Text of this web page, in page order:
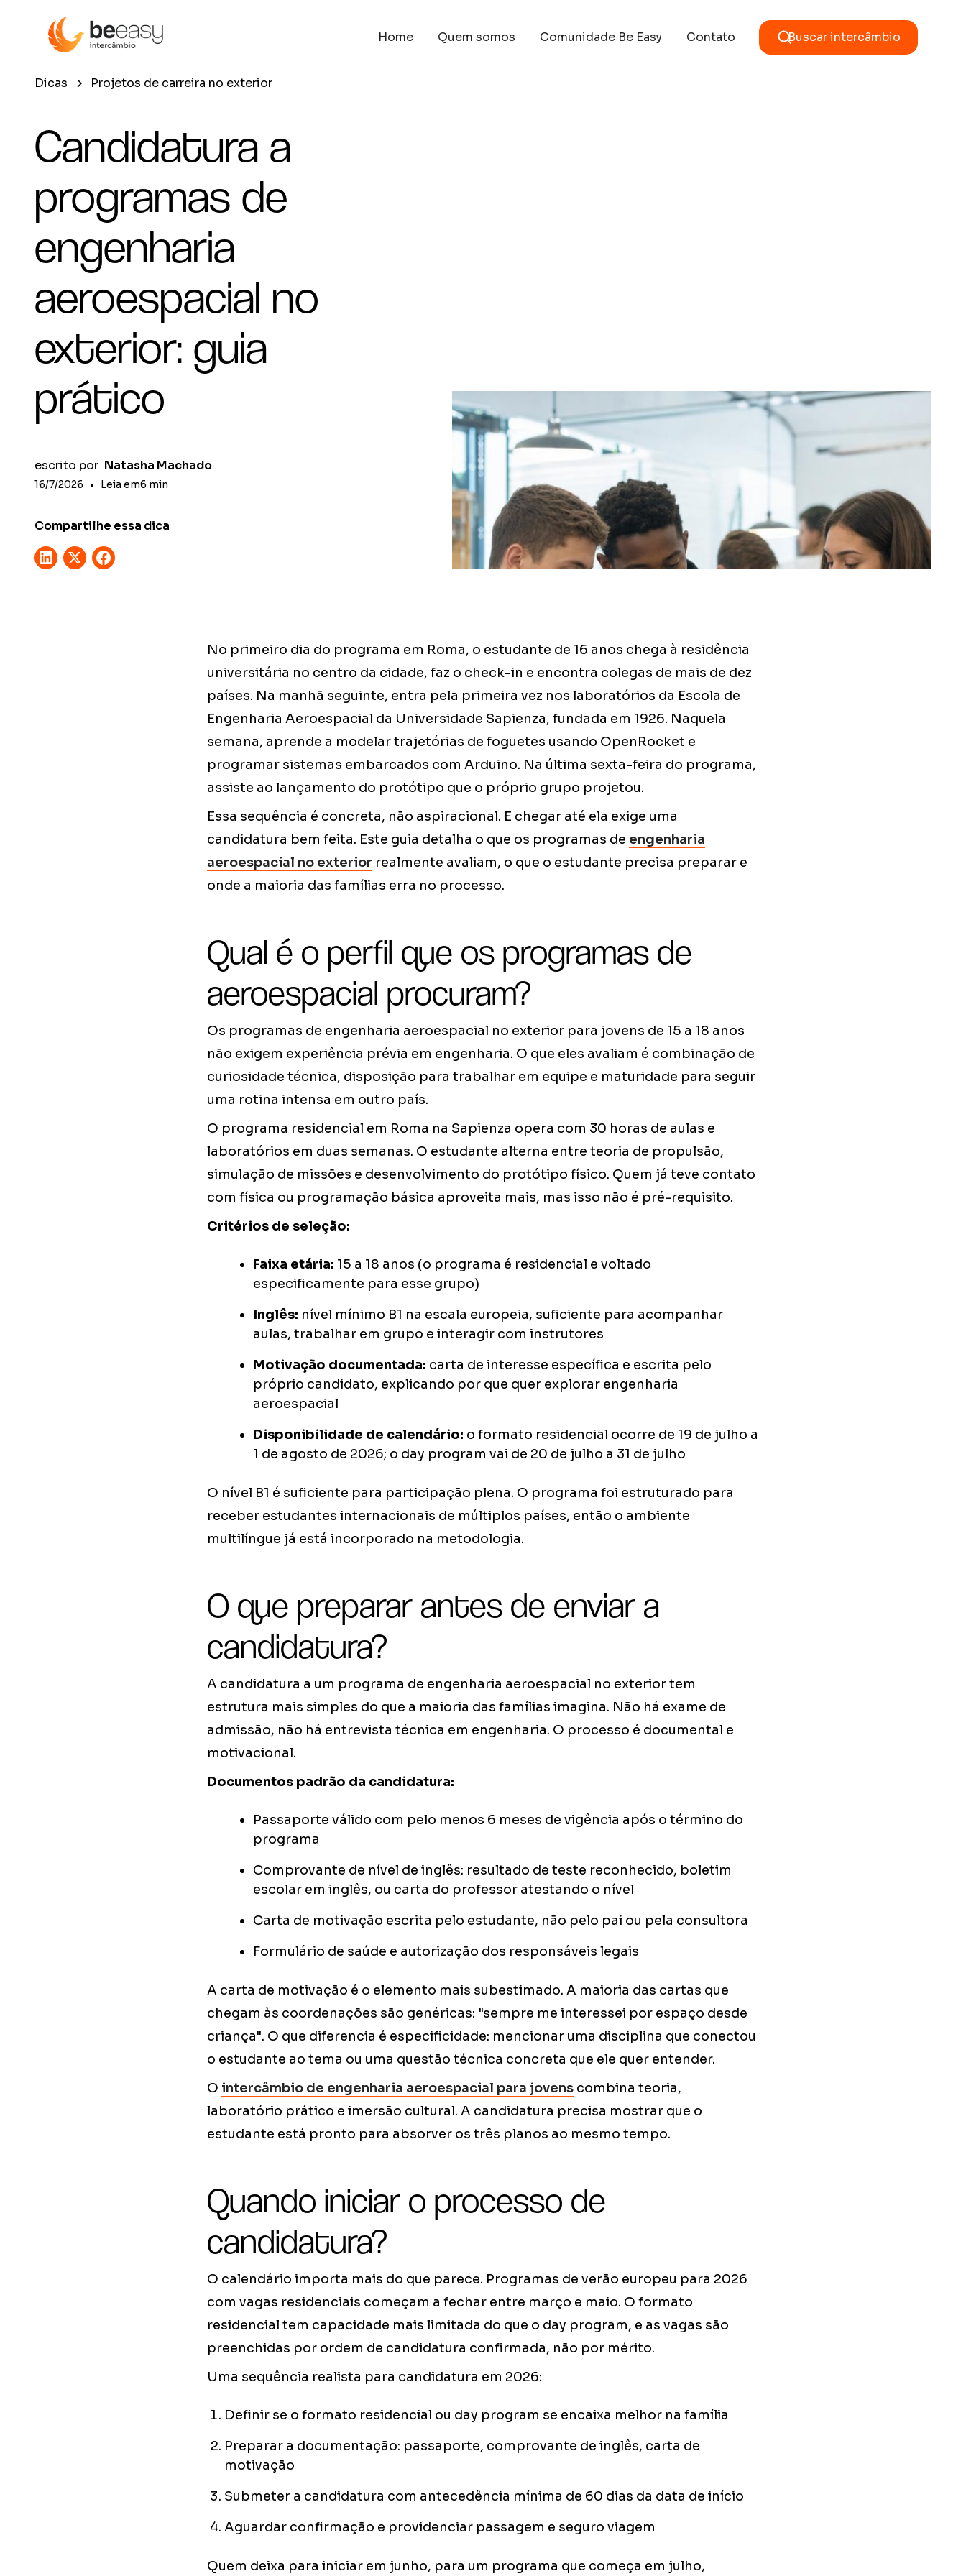
Home Quem somos Comunidade Be Easy Contato Buscar intercâmbio
Dicas Projetos de carreira no exterior
Candidatura a
programas de
engenharia
aeroespacial no
exterior: guia
prático
escrito por Natasha Machado
16/7/2026 • Leia em6 min
Compartilhe essa dica
No primeiro dia do programa em Roma, o estudante de 16 anos chega à residência
universitária no centro da cidade, faz o check-in e encontra colegas de mais de dez
países. Na manhã seguinte, entra pela primeira vez nos laboratórios da Escola de
Engenharia Aeroespacial da Universidade Sapienza, fundada em 1926. Naquela
semana, aprende a modelar trajetórias de foguetes usando OpenRocket e
programar sistemas embarcados com Arduino. Na última sexta-feira do programa,
assiste ao lançamento do protótipo que o próprio grupo projetou.
Essa sequência é concreta, não aspiracional. E chegar até ela exige uma
candidatura bem feita. Este guia detalha o que os programas de engenharia
aeroespacial no exterior realmente avaliam, o que o estudante precisa preparar e
onde a maioria das famílias erra no processo.
Qual é o perfil que os programas de
aeroespacial procuram?
Os programas de engenharia aeroespacial no exterior para jovens de 15 a 18 anos
não exigem experiência prévia em engenharia. O que eles avaliam é combinação de
curiosidade técnica, disposição para trabalhar em equipe e maturidade para seguir
uma rotina intensa em outro país.
O programa residencial em Roma na Sapienza opera com 30 horas de aulas e
laboratórios em duas semanas. O estudante alterna entre teoria de propulsão,
simulação de missões e desenvolvimento do protótipo físico. Quem já teve contato
com física ou programação básica aproveita mais, mas isso não é pré-requisito.
Critérios de seleção:
Faixa etária: 15 a 18 anos (o programa é residencial e voltado
especificamente para esse grupo)
Inglês: nível mínimo B1 na escala europeia, suficiente para acompanhar
aulas, trabalhar em grupo e interagir com instrutores
Motivação documentada: carta de interesse específica e escrita pelo
próprio candidato, explicando por que quer explorar engenharia
aeroespacial
Disponibilidade de calendário: o formato residencial ocorre de 19 de julho a
1 de agosto de 2026; o day program vai de 20 de julho a 31 de julho
O nível B1 é suficiente para participação plena. O programa foi estruturado para
receber estudantes internacionais de múltiplos países, então o ambiente
multilíngue já está incorporado na metodologia.
O que preparar antes de enviar a
candidatura?
A candidatura a um programa de engenharia aeroespacial no exterior tem
estrutura mais simples do que a maioria das famílias imagina. Não há exame de
admissão, não há entrevista técnica em engenharia. O processo é documental e
motivacional.
Documentos padrão da candidatura:
Passaporte válido com pelo menos 6 meses de vigência após o término do
programa
Comprovante de nível de inglês: resultado de teste reconhecido, boletim
escolar em inglês, ou carta do professor atestando o nível
Carta de motivação escrita pelo estudante, não pelo pai ou pela consultora
Formulário de saúde e autorização dos responsáveis legais
A carta de motivação é o elemento mais subestimado. A maioria das cartas que
chegam às coordenações são genéricas: "sempre me interessei por espaço desde
criança". O que diferencia é especificidade: mencionar uma disciplina que conectou
o estudante ao tema ou uma questão técnica concreta que ele quer entender.
O intercâmbio de engenharia aeroespacial para jovens combina teoria,
laboratório prático e imersão cultural. A candidatura precisa mostrar que o
estudante está pronto para absorver os três planos ao mesmo tempo.
Quando iniciar o processo de
candidatura?
O calendário importa mais do que parece. Programas de verão europeu para 2026
com vagas residenciais começam a fechar entre março e maio. O formato
residencial tem capacidade mais limitada do que o day program, e as vagas são
preenchidas por ordem de candidatura confirmada, não por mérito.
Uma sequência realista para candidatura em 2026:
Definir se o formato residencial ou day program se encaixa melhor na família
Preparar a documentação: passaporte, comprovante de inglês, carta de
motivação
Submeter a candidatura com antecedência mínima de 60 dias da data de início
Aguardar confirmação e providenciar passagem e seguro viagem
Quem deixa para iniciar em junho, para um programa que começa em julho,